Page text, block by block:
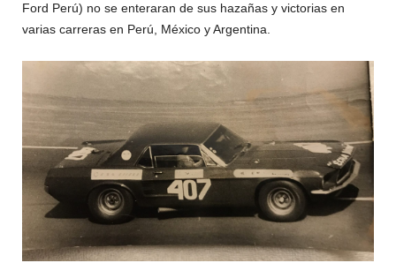
Ford Perú) no se enteraran de sus hazañas y victorias en
varias carreras en Perú, México y Argentina.